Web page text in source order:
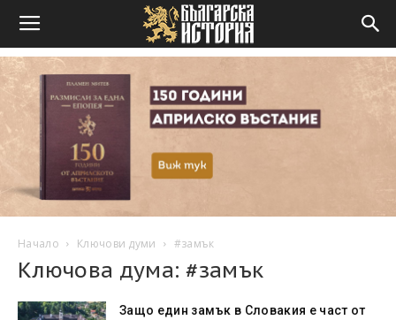
Начало Ключови думи #замък
Ключова дума: #замък
Защо един замък в Словакия е част от